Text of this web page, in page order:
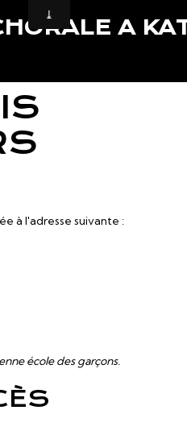
A
à l'adresse suivante :
école des garçons.